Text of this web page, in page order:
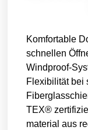
Komfortable
schnellen
Windproof-
Flexibilität bei
TEX®
material aus